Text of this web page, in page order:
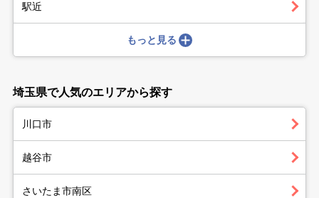
駅近
もっと見る
埼玉県で人気のエリアから探す
川口市
越谷市
さいたま市南区